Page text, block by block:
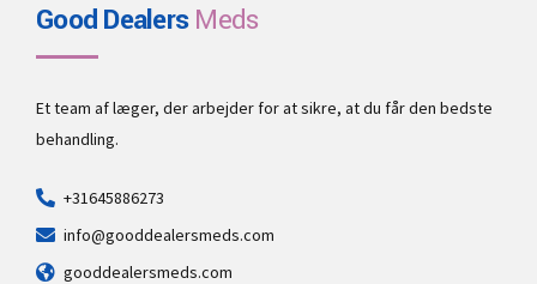
Good DealersMeds
Et team af læger, der arbejder for at sikre, at du får den bedste
behandling.
+31645886273
info@gooddealersmeds.com
gooddealersmeds.com